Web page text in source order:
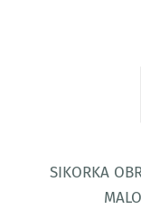
Sikorka